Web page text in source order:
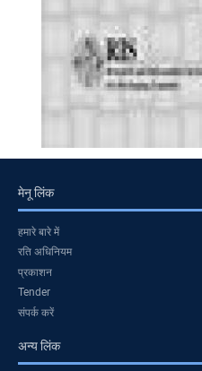
मेनू लिंक
हमारे बारे में
रति अधिनियम
प्रकाशन
Tender
संपर्क करें
अन्य लिंक